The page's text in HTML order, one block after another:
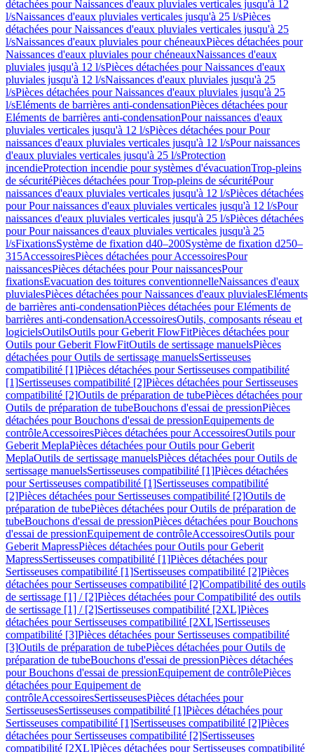
détachées pour Naissances d'eaux pluviales verticales jusqu'à 12
l/sNaissances d'eaux pluviales verticales jusqu'à 25 l/sPièces
détachées pour Naissances d'eaux pluviales verticales jusqu'à 25
l/sNaissances d'eaux pluviales pour chéneauxPièces détachées pour
Naissances d'eaux pluviales pour chéneauxNaissances d'eaux
pluviales jusqu'à 12 l/sPièces détachées pour Naissances d'eaux
pluviales jusqu'à 12 l/sNaissances d'eaux pluviales jusqu'à 25
l/sPièces détachées pour Naissances d'eaux pluviales jusqu'à 25
l/sEléments de barrières anti-condensationPièces détachées pour
Eléments de barrières anti-condensationPour naissances d'eaux
pluviales verticales jusqu'à 12 l/sPièces détachées pour Pour
naissances d'eaux pluviales verticales jusqu'à 12 l/sPour naissances
d'eaux pluviales verticales jusqu'à 25 l/sProtection
incendieProtection incendie pour systèmes d'évacuationTrop-pleins
de sécuritéPièces détachées pour Trop-pleins de sécuritéPour
naissances d'eaux pluviales verticales jusqu'à 12 l/sPièces détachées
pour Pour naissances d'eaux pluviales verticales jusqu'à 12 l/sPour
naissances d'eaux pluviales verticales jusqu'à 25 l/sPièces détachées
pour Pour naissances d'eaux pluviales verticales jusqu'à 25
l/sFixationsSystème de fixation d40–200Système de fixation d250–
315AccessoiresPièces détachées pour AccessoiresPour
naissancesPièces détachées pour Pour naissancesPour
fixationsEvacuation des toitures conventionnelleNaissances d'eaux
pluvialesPièces détachées pour Naissances d'eaux pluvialesEléments
de barrières anti-condensationPièces détachées pour Eléments de
barrières anti-condensationAccessoiresOutils, composants réseau et
logicielsOutilsOutils pour Geberit FlowFitPièces détachées pour
Outils pour Geberit FlowFitOutils de sertissage manuelsPièces
détachées pour Outils de sertissage manuelsSertisseuses
compatibilité [1]Pièces détachées pour Sertisseuses compatibilité
[1]Sertisseuses compatibilité [2]Pièces détachées pour Sertisseuses
compatibilité [2]Outils de préparation de tubePièces détachées pour
Outils de préparation de tubeBouchons d'essai de pressionPièces
détachées pour Bouchons d'essai de pressionEquipements de
contrôleAccessoiresPièces détachées pour AccessoiresOutils pour
Geberit MeplaPièces détachées pour Outils pour Geberit
MeplaOutils de sertissage manuelsPièces détachées pour Outils de
sertissage manuelsSertisseuses compatibilité [1]Pièces détachées
pour Sertisseuses compatibilité [1]Sertisseuses compatibilité
[2]Pièces détachées pour Sertisseuses compatibilité [2]Outils de
préparation de tubePièces détachées pour Outils de préparation de
tubeBouchons d'essai de pressionPièces détachées pour Bouchons
d'essai de pressionEquipement de contrôleAccessoiresOutils pour
Geberit MapressPièces détachées pour Outils pour Geberit
MapressSertisseuses compatibilité [1]Pièces détachées pour
Sertisseuses compatibilité [1]Sertisseuses compatibilité [2]Pièces
détachées pour Sertisseuses compatibilité [2]Compatibilité des outils
de sertissage [1] / [2]Pièces détachées pour Compatibilité des outils
de sertissage [1] / [2]Sertisseuses compatibilité [2XL]Pièces
détachées pour Sertisseuses compatibilité [2XL]Sertisseuses
compatibilité [3]Pièces détachées pour Sertisseuses compatibilité
[3]Outils de préparation de tubePièces détachées pour Outils de
préparation de tubeBouchons d'essai de pressionPièces détachées
pour Bouchons d'essai de pressionEquipement de contrôlePièces
détachées pour Equipement de
contrôleAccessoiresSertisseusesPièces détachées pour
SertisseusesSertisseuses compatibilité [1]Pièces détachées pour
Sertisseuses compatibilité [1]Sertisseuses compatibilité [2]Pièces
détachées pour Sertisseuses compatibilité [2]Sertisseuses
compatibilité [2XL]Pièces détachées pour Sertisseuses compatibilité